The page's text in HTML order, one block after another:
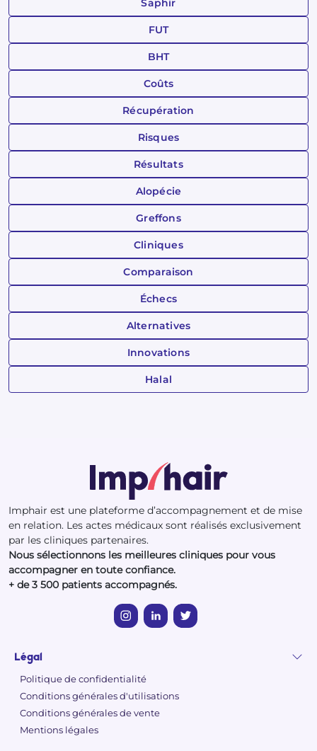
Saphir
FUT
BHT
Coûts
Récupération
Risques
Résultats
Alopécie
Greffons
Cliniques
Comparaison
Échecs
Alternatives
Innovations
Halal
Imphair est une plateforme d’accompagnement et de mise
en relation. Les actes médicaux sont réalisés exclusivement
par les cliniques partenaires.
Nous sélectionnons les meilleures cliniques pour vous
accompagner en toute confiance.
+ de 3 500 patients accompagnés.
Légal
Politique de confidentialité
Conditions générales d'utilisations
Conditions générales de vente
Mentions légales